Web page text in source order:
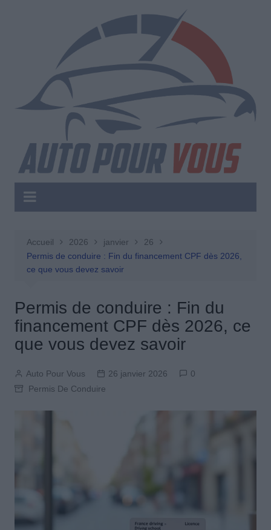
Accueil 2026 janvier
26
Permis de conduire : Fin du financement CPF dès 2026,
ce que vous devez savoir
Permis de conduire : Fin du
financement CPF dès 2026, ce
que vous devez savoir
Auto Pour Vous 26 janvier 2026
0
Permis De Conduire